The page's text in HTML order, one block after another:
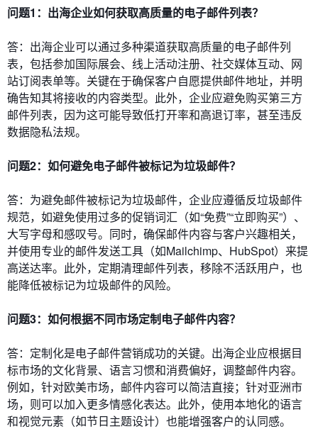
问题1：出海企业如何获取高质量的电子邮件列表？
答：出海企业可以通过多种渠道获取高质量的电子邮件列
表，包括参加国际展会、线上活动注册、社交媒体互动、网
站订阅表单等。关键在于确保客户自愿提供邮件地址，并明
确告知其将接收的内容类型。此外，企业应避免购买第三方
邮件列表，因为这可能导致低打开率和高退订率，甚至违反
数据隐私法规。
问题2：如何避免电子邮件被标记为垃圾邮件？
答：为避免邮件被标记为垃圾邮件，企业应遵循反垃圾邮件
规范，如避免使用过多的促销词汇（如“免费”“立即购买”）、
大写字母和感叹号。同时，确保邮件内容与客户兴趣相关，
并使用专业的邮件发送工具（如Mailchimp、HubSpot）来提
高送达率。此外，定期清理邮件列表，移除不活跃用户，也
能降低被标记为垃圾邮件的风险。
问题3：如何根据不同市场定制电子邮件内容？
答：定制化是电子邮件营销成功的关键。出海企业应根据目
标市场的文化背景、语言习惯和消费偏好，调整邮件内容。
例如，针对欧美市场，邮件内容可以简洁直接；针对亚洲市
场，则可以加入更多情感化表达。此外，使用本地化的语言
和视觉元素（如节日主题设计）也能增强客户的认同感。